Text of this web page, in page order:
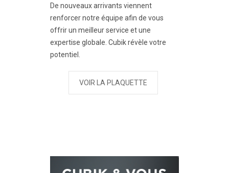
De nouveaux arrivants viennent
renforcer notre équipe afin de vous
offrir un meilleur service et une
expertise globale. Cubik révèle votre
potentiel.
VOIR LA PLAQUETTE